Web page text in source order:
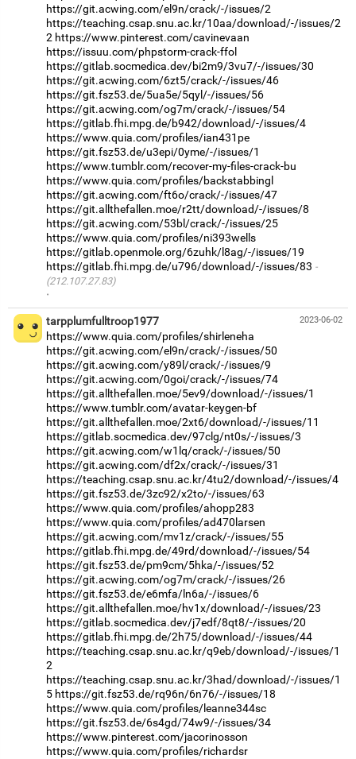
https://git.acwing.com/el9n/crack/-/issues/2
https://teaching.csap.snu.ac.kr/10aa/download/-/issues/2
2 https://www.pinterest.com/cavinevaan
https://issuu.com/phpstorm-crack-ffol
https://gitlab.socmedica.dev/bi2m9/3vu7/-/issues/30
https://git.acwing.com/6zt5/crack/-/issues/46
https://git.fsz53.de/5ua5e/5qyl/-/issues/56
https://git.acwing.com/og7m/crack/-/issues/54
https://gitlab.fhi.mpg.de/b942/download/-/issues/4
https://www.quia.com/profiles/ian431pe
https://git.fsz53.de/u3epi/0yme/-/issues/1
https://www.tumblr.com/recover-my-files-crack-bu
https://www.quia.com/profiles/backstabbingl
https://git.acwing.com/ft6o/crack/-/issues/47
https://git.allthefallen.moe/r2tt/download/-/issues/8
https://git.acwing.com/53bl/crack/-/issues/25
https://www.quia.com/profiles/ni393wells
https://gitlab.openmole.org/6zuhk/l8ag/-/issues/19
https://gitlab.fhi.mpg.de/u796/download/-/issues/83
(212.107.27.83)
·
2023-06-02
tarpplumfulltroop1977
https://www.quia.com/profiles/shirleneha
https://git.acwing.com/el9n/crack/-/issues/50
https://git.acwing.com/y89l/crack/-/issues/9
https://git.acwing.com/0goi/crack/-/issues/74
https://git.allthefallen.moe/5ev9/download/-/issues/1
https://www.tumblr.com/avatar-keygen-bf
https://git.allthefallen.moe/2xt6/download/-/issues/11
https://gitlab.socmedica.dev/97clg/nt0s/-/issues/3
https://git.acwing.com/w1lq/crack/-/issues/50
https://git.acwing.com/df2x/crack/-/issues/31
https://teaching.csap.snu.ac.kr/4tu2/download/-/issues/4
https://git.fsz53.de/3zc92/x2to/-/issues/63
https://www.quia.com/profiles/ahopp283
https://www.quia.com/profiles/ad470larsen
https://git.acwing.com/mv1z/crack/-/issues/55
https://gitlab.fhi.mpg.de/49rd/download/-/issues/54
https://git.fsz53.de/pm9cm/5hka/-/issues/52
https://git.acwing.com/og7m/crack/-/issues/26
https://git.fsz53.de/e6mfa/ln6a/-/issues/6
https://git.allthefallen.moe/hv1x/download/-/issues/23
https://gitlab.socmedica.dev/j7edf/8qt8/-/issues/20
https://gitlab.fhi.mpg.de/2h75/download/-/issues/44
https://teaching.csap.snu.ac.kr/q9eb/download/-/issues/1
2
https://teaching.csap.snu.ac.kr/3had/download/-/issues/1
5 https://git.fsz53.de/rq96n/6n76/-/issues/18
https://www.quia.com/profiles/leanne344sc
https://git.fsz53.de/6s4gd/74w9/-/issues/34
https://www.pinterest.com/jacorinosson
https://www.quia.com/profiles/richardsr